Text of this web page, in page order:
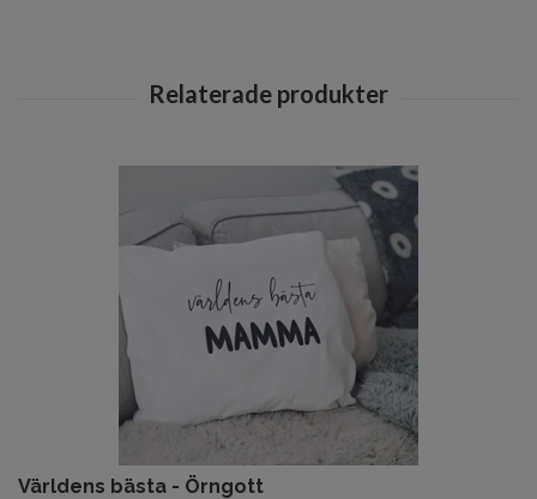
Världens bästa - Örngott